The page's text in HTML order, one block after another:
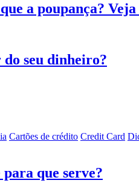
a poupança? Veja
seu dinheiro?
Cartões de crédito Credit Card
que serve?